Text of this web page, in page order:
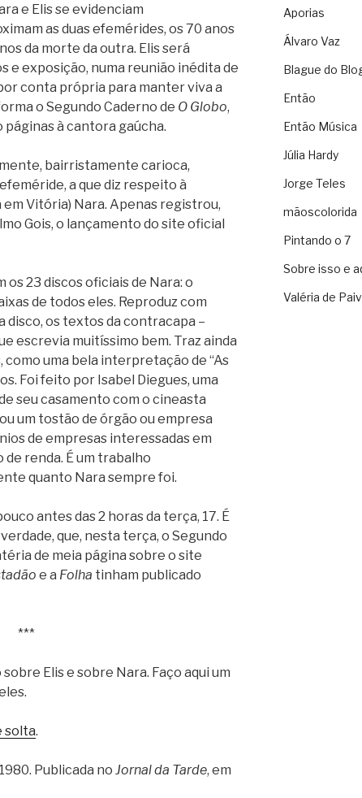
e Elis se evidenciam
as duas efemérides, os 70 anos
da morte da outra. Elis será
e exposição, numa reunião inédita de
conta própria para manter viva a
o Segundo Caderno de O Globo,
páginas à cantora gaúcha.
bairristamente carioca,
a que diz respeito à
Vitória) Nara. Apenas registrou,
Gois, o lançamento do site oficial
os 23 discos oficiais de Nara: o
de todos eles. Reproduz com
disco, os textos da contracapa –
escrevia muitíssimo bem. Traz ainda
como uma bela interpretação de “As
Foi feito por Isabel Diegues, uma
seu casamento com o cineasta
um tostão de órgão ou empresa
de empresas interessadas em
renda. É um trabalho
quanto Nara sempre foi.
antes das 2 horas da terça, 17. É
que, nesta terça, o Segundo
de meia página sobre o site
e a Folha tinham publicado
***
Elis e sobre Nara. Faço aqui um
solta.
Publicada no Jornal da Tarde, em
Aporias
Álvaro Vaz
Blague do
Então
Então Música
Júlia Hardy
Jorge Teles
mãoscolorida
Pintando o 7
Sobre isso e
Valéria de